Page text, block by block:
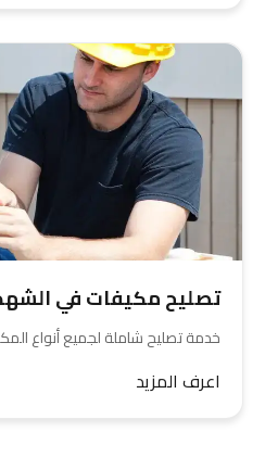
تصليح مكيفات في
خدمة تصليح شاملة لجميع أنواع
اعرف المزيد